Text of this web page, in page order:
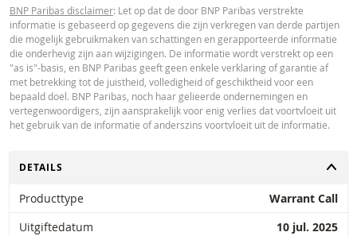
BNP Paribas disclaimer: Let op dat de door BNP Paribas verstrekte
informatie is gebaseerd op gegevens die zijn verkregen van derde partijen
die mogelijk gebruikmaken van schattingen en gerapporteerde informatie
die onderhevig zijn aan wijzigingen. De informatie wordt verstrekt op een
"as is"-basis, en BNP Paribas geeft geen enkele verklaring of garantie af
met betrekking tot de juistheid, volledigheid of geschiktheid voor een
bepaald doel. BNP Paribas, noch haar gelieerde ondernemingen en
vertegenwoordigers, zijn aansprakelijk voor enig verlies dat voortvloeit uit
het gebruik van de informatie of anderszins voortvloeit uit de informatie.
TOGGLE
DETAILS
Producttype
Warrant Call
Uitgiftedatum
10 jul. 2025